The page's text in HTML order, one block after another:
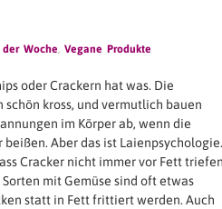
Woche Vegane Produkte
oder Crackern hat was. Die
schön kross, und vermutlich bauen
im Körper ab, wenn die
beißen. Aber das ist Laienpsychologie.
Cracker nicht immer vor Fett triefen
mit Gemüse sind oft etwas
statt in Fett frittiert werden. Auch